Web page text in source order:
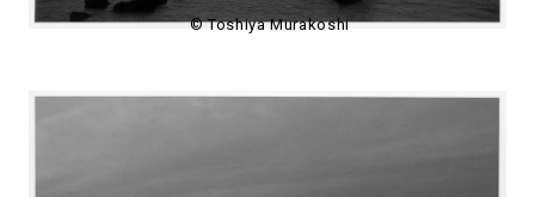
© Toshiya Murakoshi